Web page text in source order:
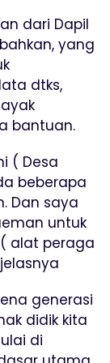
dari Dapil
yang
dtks,
bantuan.
( Desa
beberapa
Dan saya
untuk
alat peraga
generasi
didik kita
di